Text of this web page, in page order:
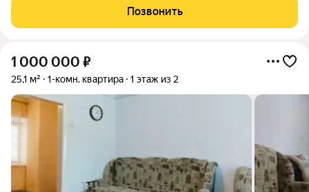
современного ритма жизни. Просторная кухня в 8.04
квадратных метра и комната площадью 22.3
Позвонить
1 000 000 ₽
25,1 м² 1-комн. квартира 1 этаж из 2